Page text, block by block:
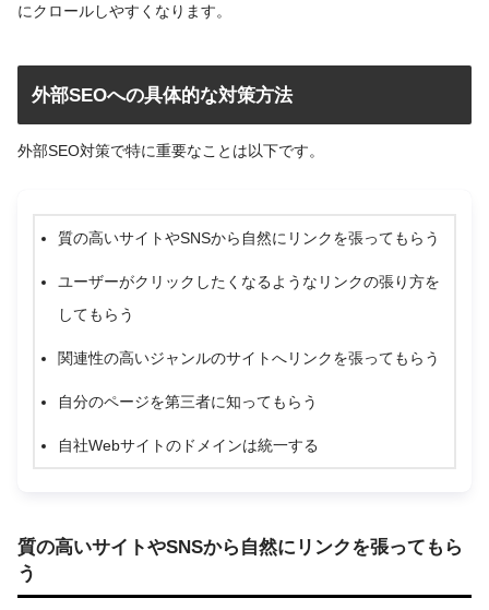
にクロールしやすくなります。
外部SEOへの具体的な対策方法
外部SEO対策で特に重要なことは以下です。
質の高いサイトやSNSから自然にリンクを張ってもらう
ユーザーがクリックしたくなるようなリンクの張り方を
してもらう
関連性の高いジャンルのサイトへリンクを張ってもらう
自分のページを第三者に知ってもらう
自社Webサイトのドメインは統一する
質の高いサイトやSNSから自然にリンクを張ってもら
う